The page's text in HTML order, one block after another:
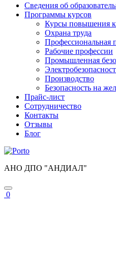
Сведения об
Программы курсов
Курсы повышения
Охрана труда
Профессиональная
Рабочие профессии
Промышленная
Производство
Безопасность на
Прайс-лист
Сотрудничество
Контакты
Отзывы
Блог
АНО ДПО "АНДИАЛ"
0